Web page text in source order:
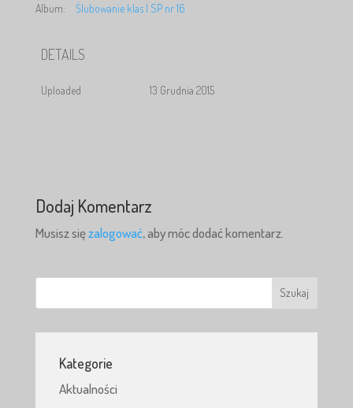
Album: Ślubowanie klas I SP nr 16
DETAILS
Uploaded 13 Grudnia 2015
Dodaj Komentarz
Musisz sięzalogować, aby móc dodać komentarz.
Kategorie
Aktualności